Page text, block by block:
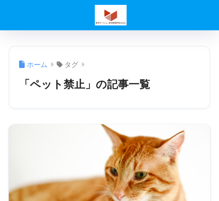
ホーム タグ
「ペット禁止」の記事一覧